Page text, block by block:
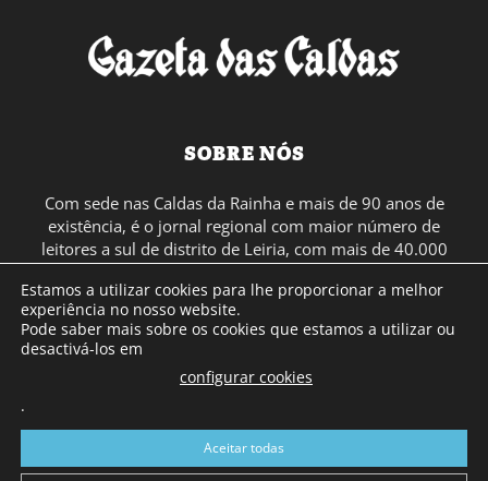
SOBRE NÓS
Com sede nas Caldas da Rainha e mais de 90 anos de
existência, é o jornal regional com maior número de
leitores a sul de distrito de Leiria, com mais de 40.000
em Portugal Continental e assinatura online.
SIGA-NOS
Estamos a utilizar cookies para lhe proporcionar a melhor
experiência no nosso website.
Pode saber mais sobre os cookies que estamos a utilizar ou
desactivá-los em
configurar cookies
.
Aceitar todas